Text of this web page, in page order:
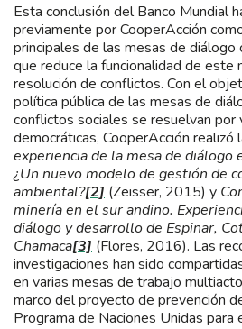
Esta conclusión del Banco Mundial
previamente por CooperAcción
principales de las mesas de diálogo
que reduce la funcionalidad de este
resolución de conflictos. Con el
política pública de las mesas de
conflictos sociales se resuelvan por
democráticas, CooperAcción realizó
experiencia de la mesa de
¿Un nuevo modelo de gestión de
ambiental?[2] (Zeisser, 2015) y
minería en el sur andino.
diálogo y desarrollo de Espinar,
Chamaca[3] (Flores, 2016). Las
investigaciones han sido
en varias mesas de trabajo
marco del proyecto de prevención
Programa de Naciones Unidas para